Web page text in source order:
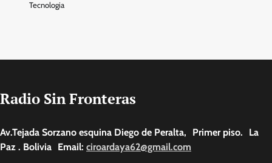
Tecnologia
Radio Sin Fronteras
Av.Tejada Sorzano esquina Diego de Peralta, Primer piso. La
Paz . Bolivia Email: ciroardaya62@gmail.com